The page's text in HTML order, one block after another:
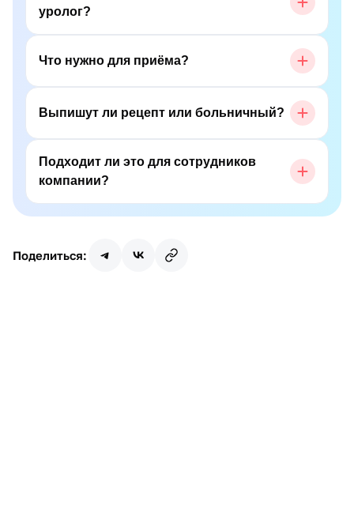
уролог?
Что нужно для приёма?
Выпишут ли рецепт или больничный?
Подходит ли это для сотрудников
компании?
Поделиться: